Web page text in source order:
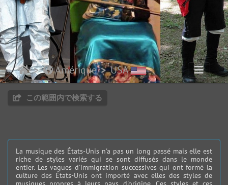
Amérique USA
この範囲内で検索する
La musique des États-Unis n'a pas un long passé mais elle est
riche de styles variés qui se sont diffusés dans le monde
entier. Les vagues d'immigration successives qui ont formé la
culture des États-Unis ont importé avec elles des styles de